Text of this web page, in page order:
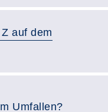
auf dem
Umfallen?